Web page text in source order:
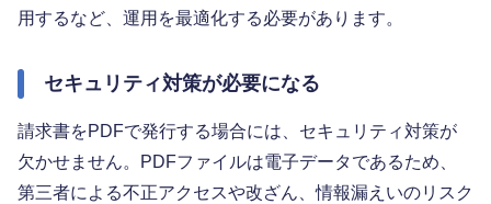
用するなど、運用を最適化する必要があります。
セキュリティ対策が必要になる
請求書をPDFで発行する場合には、セキュリティ対策が
欠かせません。PDFファイルは電子データであるため、
第三者による不正アクセスや改ざん、情報漏えいのリスク